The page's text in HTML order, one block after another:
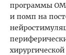
программы
и помп на